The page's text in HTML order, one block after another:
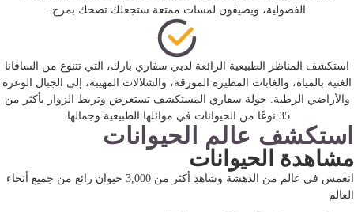
الفضولية، ويضيفون لمسات ممتعة ستجعلك تضحك بمرح.
استكشف المناظر الطبيعية الرائعة لدبي سفاري بارك، التي تتنوع من السافانا
الغنية بالمياه، والغابات المطيرة المورقة، والشلالات المهيبة، إلى الجبال الوعرة
والأراضي الرطبة. جولة سفاري المستكشف تستعرض وتربط الزوار بأكثر من
35 نوعًا من الحيوانات في موائلها الطبيعية وجمالها.
استكشف عالم الحيوانات
مشاهدة الحيوانات
انغمس في عالم من الدهشة وشاهدِ أكثر من 3,000 حيوان رائع من جميع أنحاء
العالم